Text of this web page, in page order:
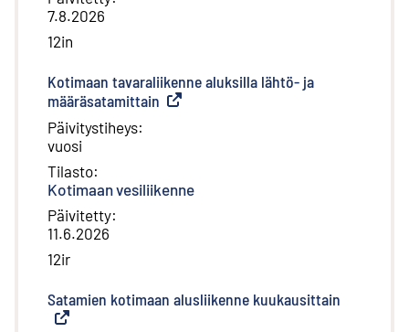
7.8.2026
12in
Kotimaan tavaraliikenne aluksilla lähtö- ja
määräsatamittain Ulkoinen linkki
Päivitystiheys:
vuosi
Tilasto:
Kotimaan vesiliikenne
Päivitetty:
11.6.2026
12ir
Satamien kotimaan alusliikenne kuukausittain